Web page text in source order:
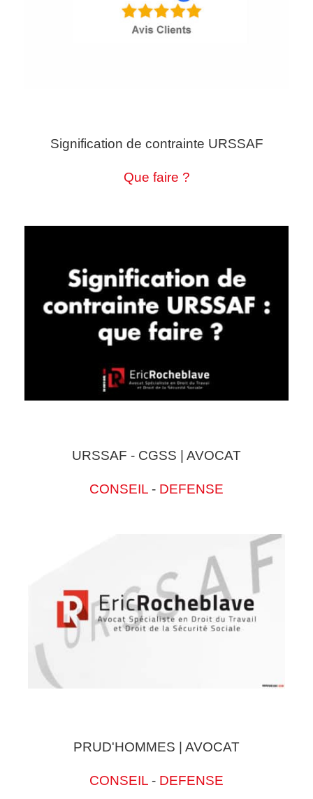
Signification de contrainte URSSAF
Que faire ?
URSSAF - CGSS | AVOCAT
CONSEIL - DEFENSE
PRUD'HOMMES | AVOCAT
CONSEIL - DEFENSE